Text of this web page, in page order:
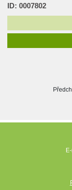
ID: 0007802